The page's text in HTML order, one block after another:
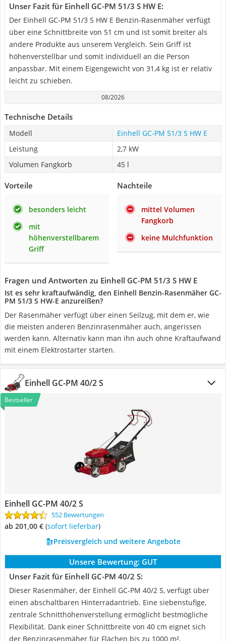
Unser Fazit für Einhell GC-PM 51/3 S HW E:
Der Einhell GC-PM 51/3 S HW E Benzin-Rasenmäher verfügt
über eine Schnittbreite von 51 cm und ist somit breiter als
andere Produkte aus unserem Vergleich. Sein Griff ist
höhenverstellbar und somit individuell an die Person
anpassbar. Mit einem Eigengewicht von 31,4 kg ist er relativ
leicht zu schieben.
08/2026
Technische Details
Modell
Einhell GC-PM 51/3 S HW E
Leistung
2,7 kW
Volumen Fangkorb
45 l
Vorteile
besonders leicht
mit
höhenverstellbarem
Griff
Nachteile
mittel Volumen
Fangkorb
keine Mulchfunktion
Fragen und Antworten zu Einhell GC-PM 51/3 S HW E
Ist es sehr kraftaufwändig, den Einhell Benzin-Rasenmäher GC-
PM 51/3 S HW-E anzureißen?
Der Rasenmäher verfügt über einen Seilzug, mit dem er, wie
die meisten anderen Benzinrasenmäher auch, angerissen
werden kann. Alternativ kann man ihn auch ohne Kraftaufwand
mit einem Elektrostarter starten.
Einhell GC-PM 40/2 S
Bestseller
Einhell GC-PM 40/2 S
552 Bewertungen
ab 201,00 € ( Sofort lieferbar)
Preisvergleich und weitere Angebote
Unsere Bewertung: GUT
Unser Fazit für Einhell GC-PM 40/2 S:
Dieser Rasenmäher, der Einhell GC-PM 40/2 S, verfügt über
einen abschaltbaren Hinterradantrieb. Eine siebenstufige,
zentrale Schnitthöhenverstellung ermöglicht bestmögliche
Flexibilität. Dank einer Schnittbreite von 40 cm eignet sich
der Benzinrasenmäher für Flächen bis zu 1000 m².